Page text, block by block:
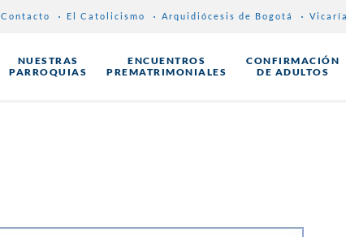
Contacto El Catolicismo Arquidiócesis de Bogotá
NUESTRAS
PARROQUIAS
ENCUENTROS
PREMATRIMONIALES
CONFIRMACIÓN
DE ADULTOS